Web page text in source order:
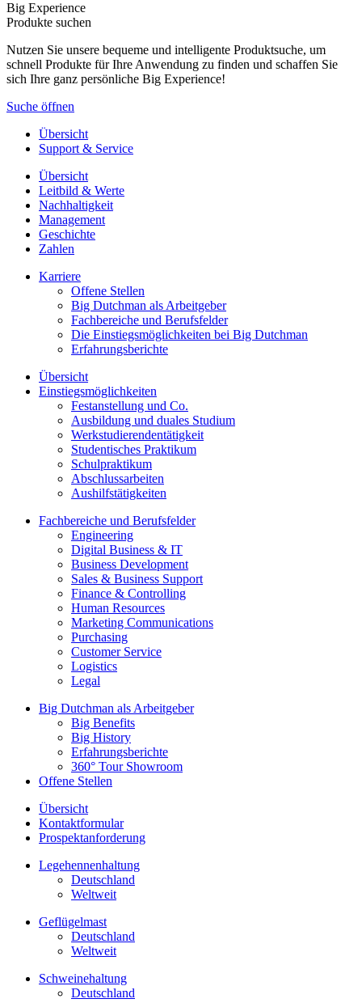
Big Experience
Produkte suchen
Nutzen Sie unsere bequeme und intelligente Produktsuche, um
schnell Produkte für Ihre Anwendung zu finden und schaffen Sie
sich Ihre ganz persönliche Big Experience!
Suche öffnen
Übersicht
Support & Service
Übersicht
Leitbild & Werte
Nachhaltigkeit
Management
Geschichte
Zahlen
Karriere
Offene Stellen
Big Dutchman als Arbeitgeber
Fachbereiche und Berufsfelder
Die Einstiegsmöglichkeiten bei Big Dutchman
Erfahrungsberichte
Übersicht
Einstiegsmöglichkeiten
Festanstellung und Co.
Ausbildung und duales Studium
Werkstudierendentätigkeit
Studentisches Praktikum
Schulpraktikum
Abschlussarbeiten
Aushilfstätigkeiten
Fachbereiche und Berufsfelder
Engineering
Digital Business & IT
Business Development
Sales & Business Support
Finance & Controlling
Human Resources
Marketing Communications
Purchasing
Customer Service
Logistics
Legal
Big Dutchman als Arbeitgeber
Big Benefits
Big History
Erfahrungsberichte
360° Tour Showroom
Offene Stellen
Übersicht
Kontaktformular
Prospektanforderung
Legehennenhaltung
Deutschland
Weltweit
Geflügelmast
Deutschland
Weltweit
Schweinehaltung
Deutschland